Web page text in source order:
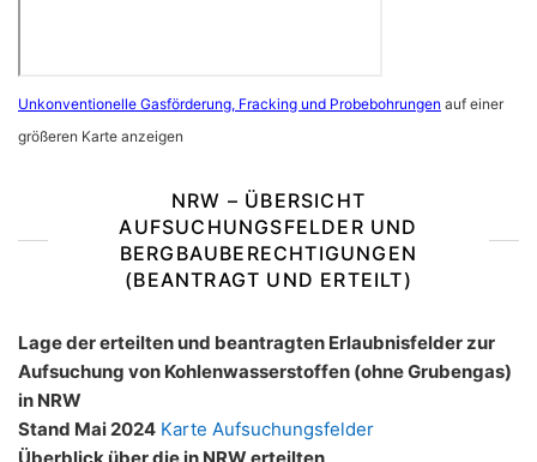
Unkonventionelle Gasförderung, Fracking und Probebohrungen auf einer
größeren Karte anzeigen
NRW – ÜBERSICHT
AUFSUCHUNGSFELDER UND
BERGBAUBERECHTIGUNGEN
(BEANTRAGT UND ERTEILT)
Lage der erteilten und beantragten Erlaubnisfelder zur
Aufsuchung von Kohlenwasserstoffen (ohne Grubengas)
in NRW
Stand Mai 2024 Karte Aufsuchungsfelder